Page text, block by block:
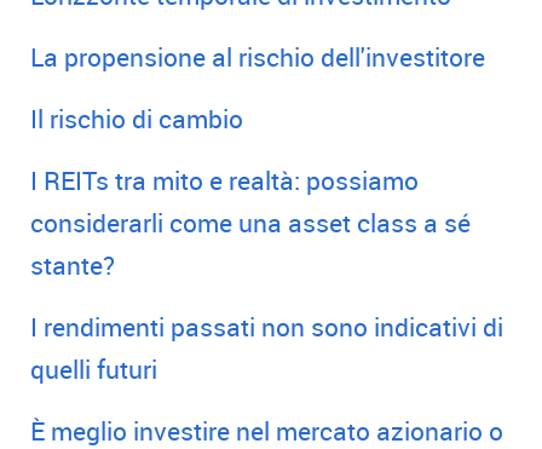
La propensione al rischio dell'investitore
Il rischio di cambio
I REITs tra mito e realtà: possiamo
considerarli come una asset class a sé
stante?
I rendimenti passati non sono indicativi di
quelli futuri
È meglio investire nel mercato azionario o